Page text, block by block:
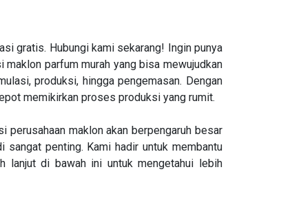
gratis. Hubungi kami sekarang! Ingin punya
parfum murah yang bisa mewujudkan
produksi, hingga pengemasan. Dengan
memikirkan proses produksi yang rumit.
perusahaan maklon akan berpengaruh besar
penting. Kami hadir untuk membantu
lanjut di bawah ini untuk mengetahui lebih